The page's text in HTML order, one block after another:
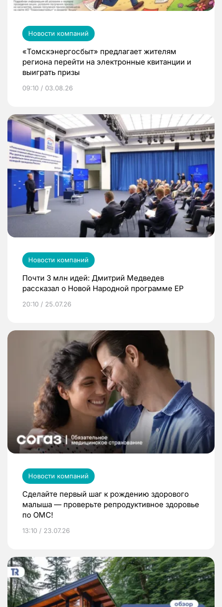
Новости компаний
«Томскэнергосбыт» предлагает жителям
региона перейти на электронные квитанции и
выиграть призы
09:10 / 03.08.26
Новости компаний
Почти 3 млн идей: Дмитрий Медведев
рассказал о Новой Народной программе ЕР
20:10 / 25.07.26
Новости компаний
Сделайте первый шаг к рождению здорового
малыша — проверьте репродуктивное здоровье
по ОМС!
13:10 / 23.07.26